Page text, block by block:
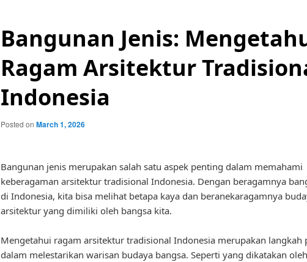
Bangunan Jenis:
Ragam Arsitektur
Indonesia
Posted on March 1, 2026
Bangunan jenis merupakan salah satu aspek penting dalam memahami
keberagaman arsitektur tradisional Indonesia. Dengan beragamnya
di Indonesia, kita bisa melihat betapa kaya dan beranekaragamnya
arsitektur yang dimiliki oleh bangsa kita.
Mengetahui ragam arsitektur tradisional Indonesia merupakan langkah
dalam melestarikan warisan budaya bangsa. Seperti yang dikatakan